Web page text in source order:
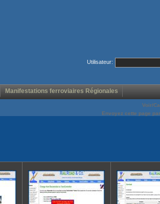
Utilisateur:
Manifestations ferroviaires Régionales
Voir/
Envoyez cette page